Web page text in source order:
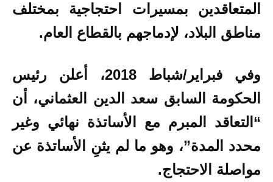
المتعاقدين بمسيرات احتجاجية بمختلف
مناطق البلاد، لإدماجهم بالقطاع العام.
وفي فبراير/شباط 2018، أعلن رئيس
الحكومة السابق سعد الدين العثماني، أن
“التعاقد المبرم مع الأساتذة نهائي وغير
محدد المدة”، وهو ما لم يثنِ الأساتذة عن
مواصلة الاحتجاج.